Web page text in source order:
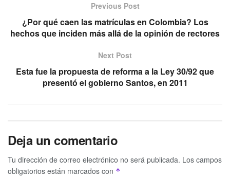
Previous Post
¿Por qué caen las matrículas en Colombia? Los
hechos que inciden más allá de la opinión de rectores
Next Post
Esta fue la propuesta de reforma a la Ley 30/92 que
presentó el gobierno Santos, en 2011
Deja un comentario
Tu dirección de correo electrónico no será publicada. Los campos
obligatorios están marcados con *